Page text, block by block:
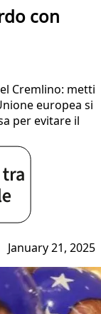
con
Cremlino: metti
europea si
per evitare il
January 21, 2025